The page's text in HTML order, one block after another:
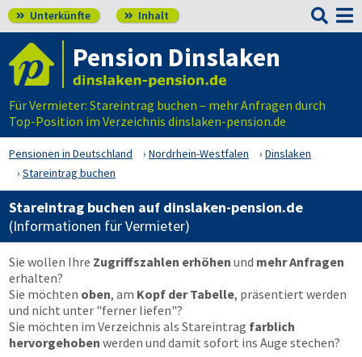
 Unterkünfte  Inhalt 
Pension Dinslaken
Für Vermieter: Stareintrag buchen – mehr Anfragen durch
Top-Position im Verzeichnis dinslaken-pension.de
Pensionen in Deutschland Nordrhein-Westfalen
Dinslaken
Stareintrag buchen
Stareintrag buchen auf dinslaken-pension.de
(Informationen für Vermieter)
Sie wollen Ihre Zugriffszahlen erhöhen und mehr Anfragen
erhalten?
Sie möchten oben, am Kopf der Tabelle, präsentiert werden
und nicht unter "ferner liefen"?
Sie möchten im Verzeichnis als Stareintrag farblich
hervorgehoben werden und damit sofort ins Auge stechen?